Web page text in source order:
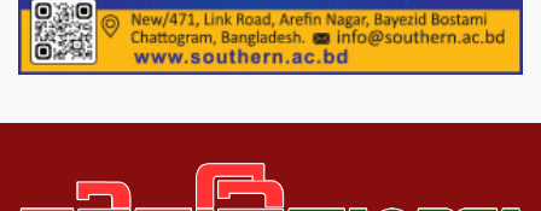
মিরপুর-১১ নম্বরে দুর্বৃত্তদের গুলিতে বিএনপি
নেতা গুরুতর আহত